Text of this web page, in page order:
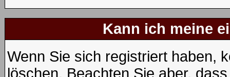
Kann ich meine
Wenn Sie sich registriert haben,
löschen. Beachten Sie aber,